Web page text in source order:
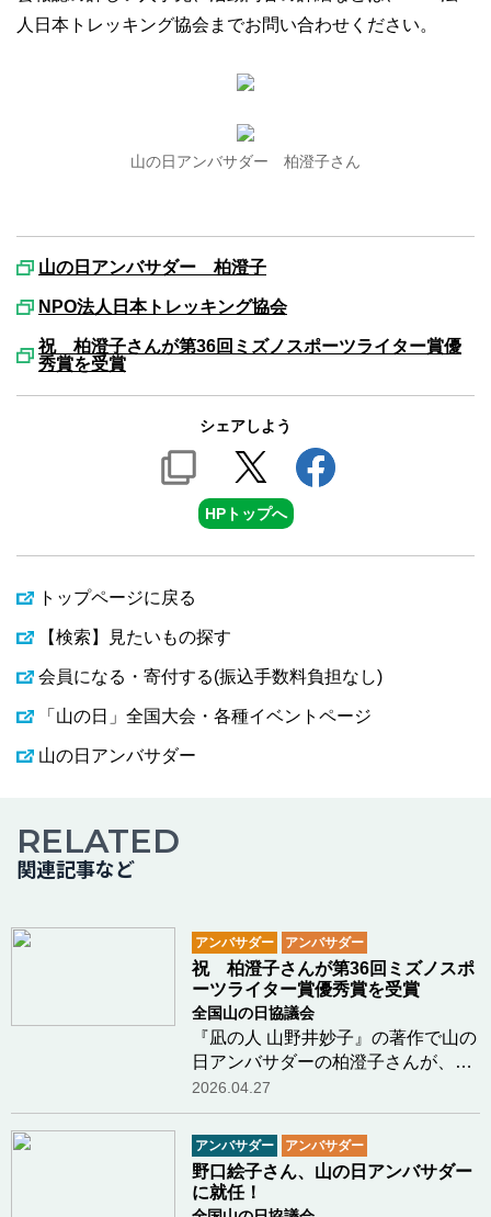
人日本トレッキング協会までお問い合わせください。
山の日アンバサダー 柏澄子さん
山の日アンバサダー 柏澄子
NPO法人日本トレッキング協会
祝 柏澄子さんが第36回ミズノスポーツライター賞優
秀賞を受賞
シェアしよう
HPトップへ
トップページに戻る
【検索】見たいもの探す
会員になる・寄付する(振込手数料負担なし)
「山の日」全国大会・各種イベントページ
山の日アンバサダー
RELATED
関連記事など
アンバサダー アンバサダー
祝 柏澄子さんが第36回ミズノスポ
ーツライター賞優秀賞を受賞
全国山の日協議会
『凪の人 山野井妙子』の著作で山の
日アンバサダーの柏澄子さんが、第
36回ミズノスポーツライター賞優秀
賞を受賞されました。山岳書籍の受
賞は、初回の佐瀬稔さん『ヒマラヤ
を駆け抜けた男―山田昇の青春
譜』、第30回に阿部…つづきを読む
2026.04.27
アンバサダー アンバサダー
野口絵子さん、山の日アンバサダー
に就任！